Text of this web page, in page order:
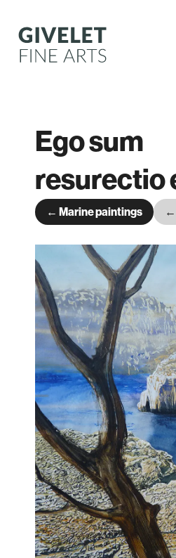
content
Ego sum
resurectio
← Marine paintings ←